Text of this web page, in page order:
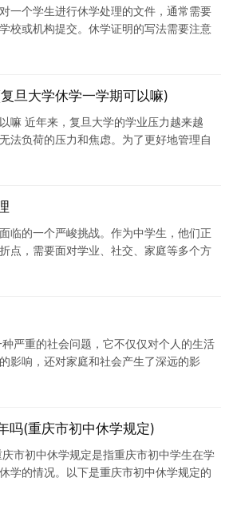
一个学生进行休学处理的文件，通常需要
校或机构提交。休学证明的写法需要注意
旦大学休学一学期可以嘛)
嘛 近年来，复旦大学的学业压力越来越
法负荷的压力和焦虑。为了更好地管理自
临的一个严峻挑战。作为中学生，他们正
点，需要面对学业、社交、家庭等多个方
严重的社会问题，它不仅仅对个人的生活
影响，还对家庭和社会产生了深远的影
吗(重庆市初中休学规定)
市初中休学规定是指重庆市初中学生在学
学的情况。以下是重庆市初中休学规定的